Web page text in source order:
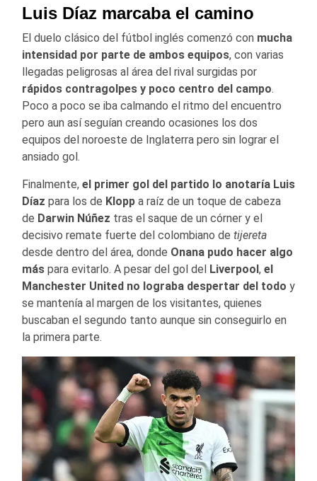
Luis Díaz marcaba el camino
El duelo clásico del fútbol inglés comenzó con mucha
intensidad por parte de ambos equipos, con varias
llegadas peligrosas al área del rival surgidas por
rápidos contragolpes y poco centro del campo.
Poco a poco se iba calmando el ritmo del encuentro
pero aun así seguían creando ocasiones los dos
equipos del noroeste de Inglaterra pero sin lograr el
ansiado gol.
Finalmente, el primer gol del partido lo anotaría Luis
Díaz para los de Klopp a raíz de un toque de cabeza
de Darwin Núñez tras el saque de un córner y el
decisivo remate fuerte del colombiano de tijereta
desde dentro del área, donde Onana pudo hacer algo
más para evitarlo. A pesar del gol del Liverpool, el
Manchester United no lograba despertar del todo y
se mantenía al margen de los visitantes, quienes
buscaban el segundo tanto aunque sin conseguirlo en
la primera parte.